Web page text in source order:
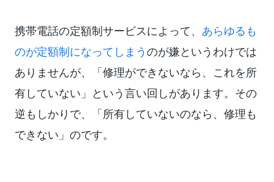
携帯電話の定額制サービスによって、 あらゆるも
のが定額制になってしまうのが嫌というわけでは
ありませんが、「修理ができないなら、これを所
有していない」という言い回しがあります。その
逆もしかりで、「所有していないのなら、修理も
できない」のです。